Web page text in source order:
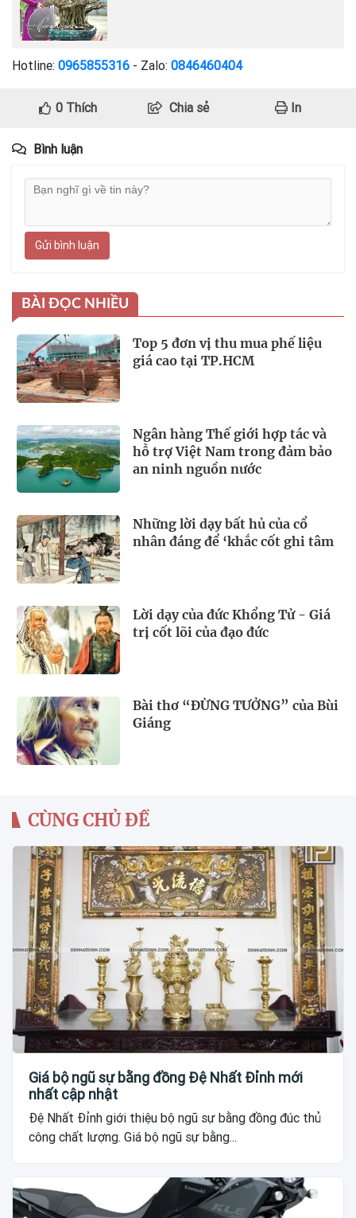
Hotline: 0965855316 - Zalo: 0846460404
0Thích Chia sẻ In
Bình luận
Gửi bình luận
BÀI ĐỌC NHIỀU
Top 5 đơn vị thu mua phế liệu
giá cao tại TP.HCM
Ngân hàng Thế giới hợp tác và
hỗ trợ Việt Nam trong đảm bảo
an ninh nguồn nước
Những lời dạy bất hủ của cổ
nhân đáng để ‘khắc cốt ghi tâm
Lời dạy của đức Khổng Tử - Giá
trị cốt lõi của đạo đức
Bài thơ “ĐỪNG TƯỞNG” của Bùi
Giáng
CÙNG CHỦ ĐỀ
Giá bộ ngũ sự bằng đồng Đệ Nhất Đỉnh mới
nhất cập nhật
Đệ Nhất Đỉnh giới thiệu bộ ngũ sự bằng đồng đúc thủ
công chất lượng. Giá bộ ngũ sự bằng...